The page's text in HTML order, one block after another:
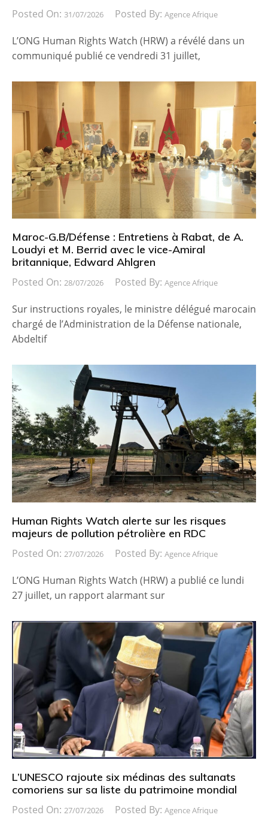
Posted On: 31/07/2026 Posted By: Agence Afrique
L’ONG Human Rights Watch (HRW) a révélé dans un
communiqué publié ce vendredi 31 juillet,
Maroc-G.B/Défense : Entretiens à Rabat, de A.
Loudyi et M. Berrid avec le vice-Amiral
britannique, Edward Ahlgren
Posted On: 28/07/2026 Posted By: Agence Afrique
Sur instructions royales, le ministre délégué marocain
chargé de l’Administration de la Défense nationale,
Abdeltif
Human Rights Watch alerte sur les risques
majeurs de pollution pétrolière en RDC
Posted On: 27/07/2026 Posted By: Agence Afrique
L’ONG Human Rights Watch (HRW) a publié ce lundi
27 juillet, un rapport alarmant sur
L’UNESCO rajoute six médinas des sultanats
comoriens sur sa liste du patrimoine mondial
Posted On: 27/07/2026 Posted By: Agence Afrique